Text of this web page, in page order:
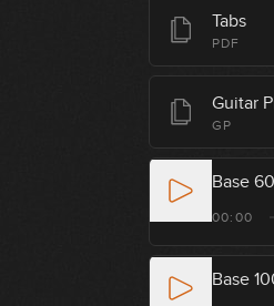
Tabs
PDF
Guitar
GP
Base
00:00
Base